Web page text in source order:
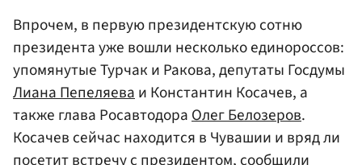
Впрочем, в первую президентскую сотню
президента уже вошли несколько единороссов:
упомянутые Турчак и Ракова, депутаты Госдумы
Лиана Пепеляеваи Константин Косачев, а
также глава РосавтодораОлег Белозеров.
Косачев сейчас находится в Чувашии и вряд ли
посетит встречу с президентом, сообщили